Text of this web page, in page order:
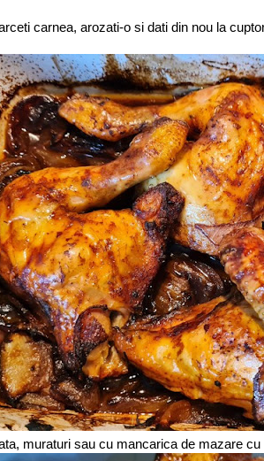
carnea, arozati-o si dati din nou la
muraturi sau cu mancarica de mazare